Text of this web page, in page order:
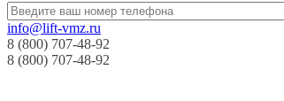
info@lift-vmz.ru
8 (800) 707-48-92
8 (800) 707-48-92